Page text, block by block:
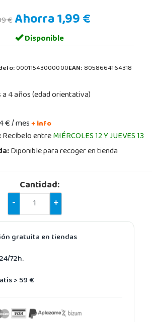
€Ahorra 1,99 €
Disponible
00011543000000EAN:8058664164318
a 4 años (edad orientativa)
€ / mes+ info
Recíbelo entreMIÉRCOLES 12 Y JUEVES 13
Diponible para recoger en tienda
Cantidad:
-
+
gratuita en tiendas
72h.
> 59 €